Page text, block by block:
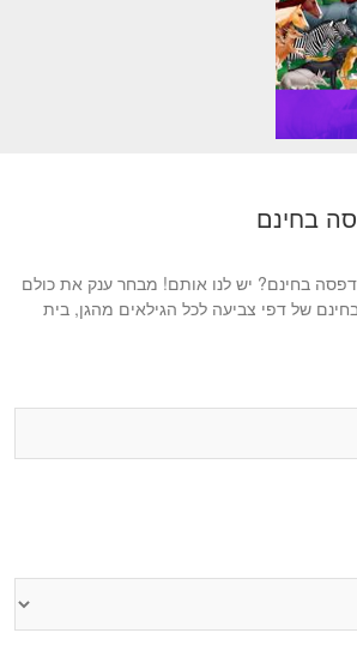
בחינם
בחינם? יש לנו אותם! מבחר ענק את כולם
של דפי צביעה לכל הגילאים מהגן, בית